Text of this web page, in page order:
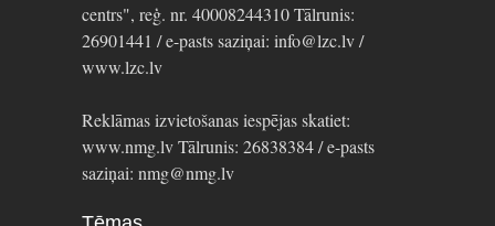
centrs", reģ. nr. 40008244310 Tālrunis:
26901441 / e-pasts saziņai: info@lzc.lv /
www.lzc.lv
Reklāmas izvietošanas iespējas skatiet:
www.nmg.lv Tālrunis: 26838384 / e-pasts
saziņai: nmg@nmg.lv